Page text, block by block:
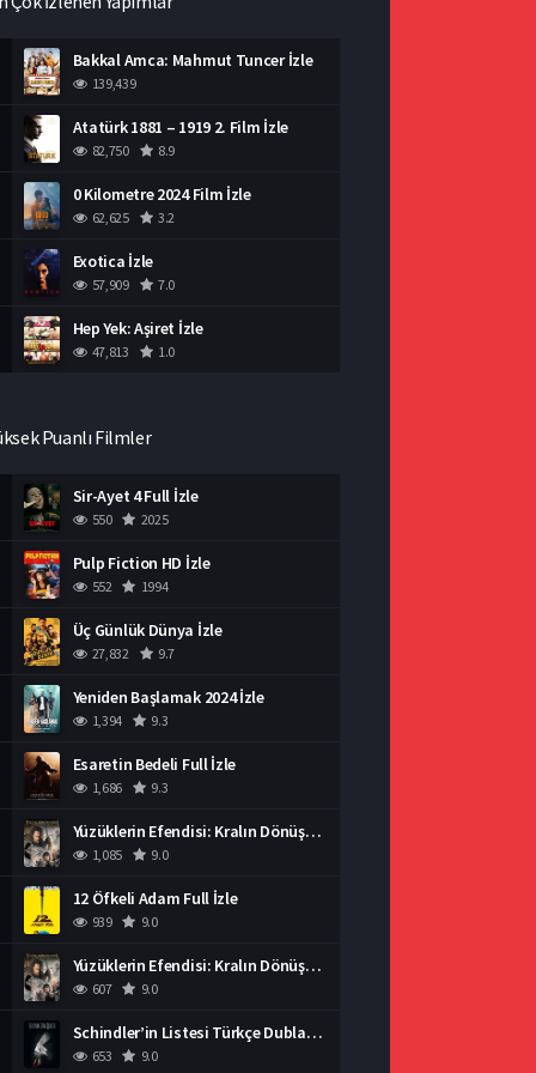
Bakkal Amca: Mahmut Tuncer İzle
139,439
Atatürk 1881 – 1919 2. Film İzle
82,750 8.9
0 Kilometre 2024 Film İzle
62,625 3.2
Exotica İzle
57,909 7.0
Hep Yek: Aşiret İzle
47,813 1.0
Puanlı Filmler
Sir-Ayet 4 Full İzle
550 2025
Pulp Fiction HD İzle
552 1994
Üç Günlük Dünya İzle
27,832 9.7
Yeniden Başlamak 2024 İzle
1,394 9.3
Esaretin Bedeli Full İzle
1,686 9.3
Yüzüklerin Efendisi: Kralın Dönüşü İzle
1,085 9.0
12 Öfkeli Adam Full İzle
939 9.0
Yüzüklerin Efendisi: Kralın Dönüşü İzle
607 9.0
Schindler’in Listesi Türkçe Dublaj İzle
653 9.0